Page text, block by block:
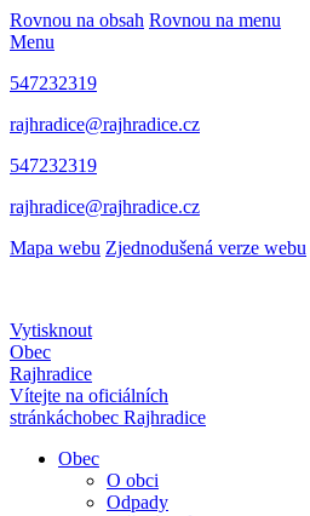
Rovnou na obsah Rovnou na menu
Menu
547232319
rajhradice@rajhradice.cz
547232319
rajhradice@rajhradice.cz
Mapa webu Zjednodušená verze webu
Vytisknout
Obec
Rajhradice
Vítejte na oficiálních
stránkáchobec Rajhradice
Obec
O obci
Odpady